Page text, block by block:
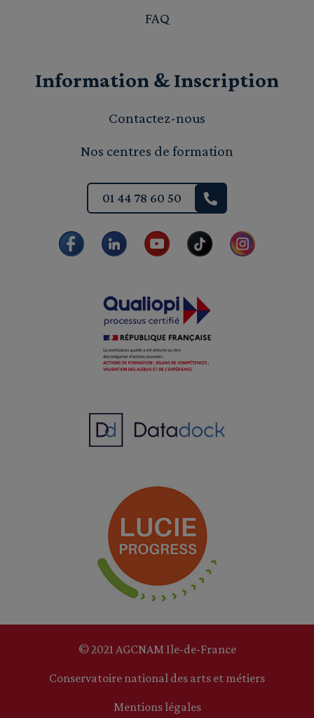
FAQ
Information & Inscription
Contactez-nous
Nos centres de formation
01 44 78 60 50
© 2021 AGCNAM Ile-de-France
Conservatoire national des arts et métiers
Mentions légales